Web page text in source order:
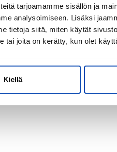
tarjoamamme sisällön ja
analysoimiseen. Lisäksi
tietoja siitä, miten käytät
tai joita on kerätty, kun olet
Kiellä